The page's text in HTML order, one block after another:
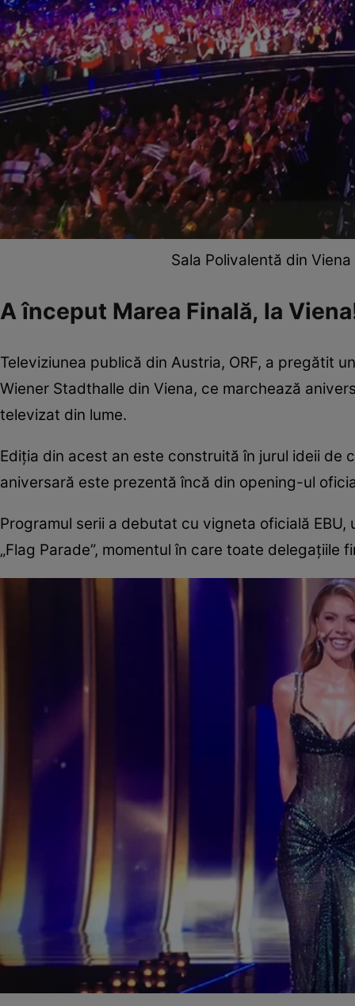
Sala Polivalentă din
A început Marea Finală, la
Televiziunea publică din Austria, ORF, a pregătit
Wiener Stadthalle din Viena, ce marchează
televizat din lume.
Ediția din acest an este construită în jurul ideii de
aniversară este prezentă încă din opening-ul
Programul serii a debutat cu vigneta oficială
„Flag Parade”, momentul în care toate delegațiile